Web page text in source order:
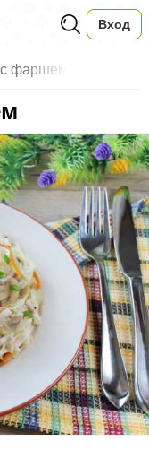
Вход
фаршем